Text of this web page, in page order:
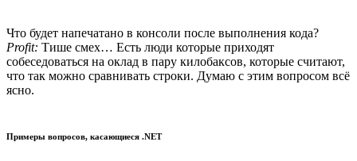
Что будет напечатано в консоли после выполнения кода?
Profit: Тише смех… Есть люди которые приходят
собеседоваться на оклад в пару килобаксов, которые считают,
что так можно сравнивать строки. Думаю с этим вопросом всё
ясно.
Примеры вопросов, касающиеся .NET